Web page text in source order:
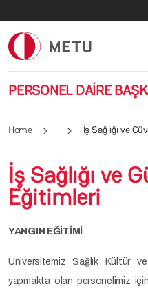
PERSONEL DAİRE
Home İş Sağlığı ve
İş Sağlığı ve
Eğitimleri
YANGIN EĞİTİMİ
Üniversitemiz Sağlık Kültür
yapmakta olan personelimiz